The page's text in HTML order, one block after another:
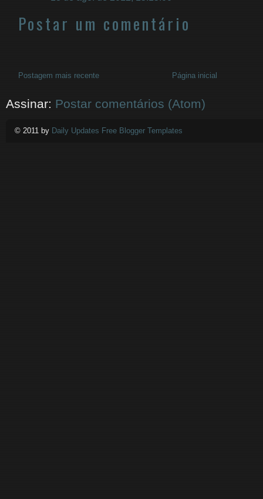
Postar um comentário
Postagem mais recente Página inicial
Assinar: Postar comentários (Atom)
© 2011 by Daily Updates Free Blogger Templates